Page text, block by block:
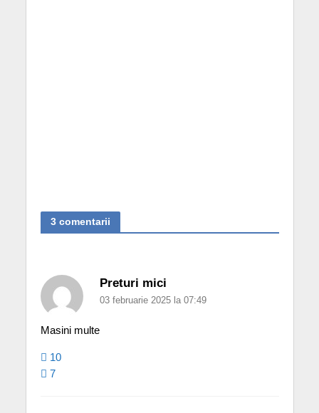
3 comentarii
Preturi mici
03 februarie 2025 la 07:49
Masini multe
10
7